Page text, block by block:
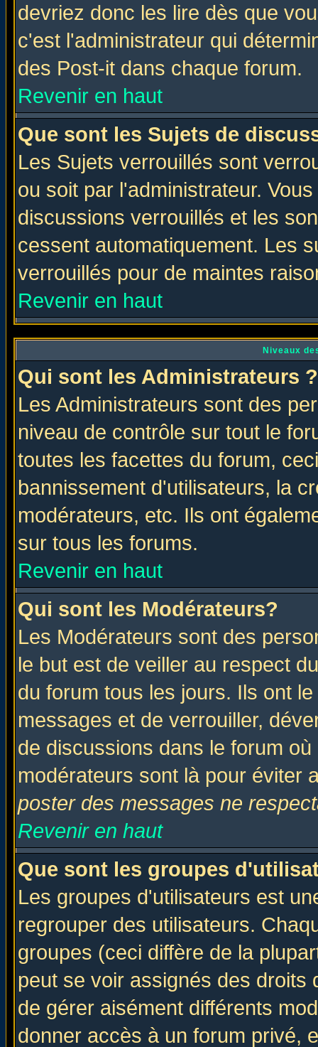
devriez donc les lire dès que
c'est l'administrateur qui
des Post-it dans chaque forum.
Revenir en haut
Que sont les Sujets de
Les Sujets verrouillés sont
ou soit par l'administrateur.
discussions verrouillés et les
cessent automatiquement. Les
verrouillés pour de maintes
Revenir en haut
Niveaux
Qui sont les Administrateurs ?
Les Administrateurs sont des
niveau de contrôle sur tout le
toutes les facettes du forum,
bannissement d'utilisateurs, la
modérateurs, etc. Ils ont
sur tous les forums.
Revenir en haut
Qui sont les Modérateurs?
Les Modérateurs sont des
le but est de veiller au respect
du forum tous les jours. Ils ont
messages et de verrouiller,
de discussions dans le forum
modérateurs sont là pour éviter
poster des messages ne
Revenir en haut
Que sont les groupes
Les groupes d'utilisateurs est
regrouper des utilisateurs.
groupes (ceci diffère de la
peut se voir assignés des
de gérer aisément différents
donner accès à un forum privé,